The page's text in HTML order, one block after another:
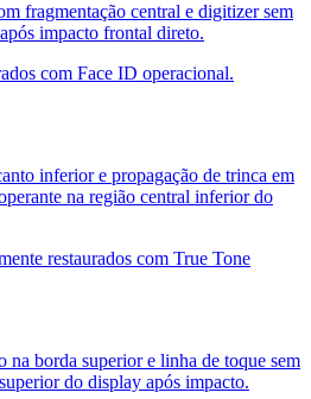
fragmentação central e digitizer sem
impacto frontal direto.
com Face ID operacional.
inferior e propagação de trinca em
na região central inferior do
restaurados com True Tone
borda superior e linha de toque sem
do display após impacto.